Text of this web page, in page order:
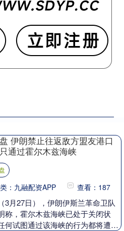
伊朗禁止往返敌方盟友港口
通过霍尔木兹海峡
：九融配资APP 查看：187
3月27日），伊朗伊斯兰革命卫队
称，霍尔木兹海峡已处于关闭状
何试图通过该海峡的行为都将遭到